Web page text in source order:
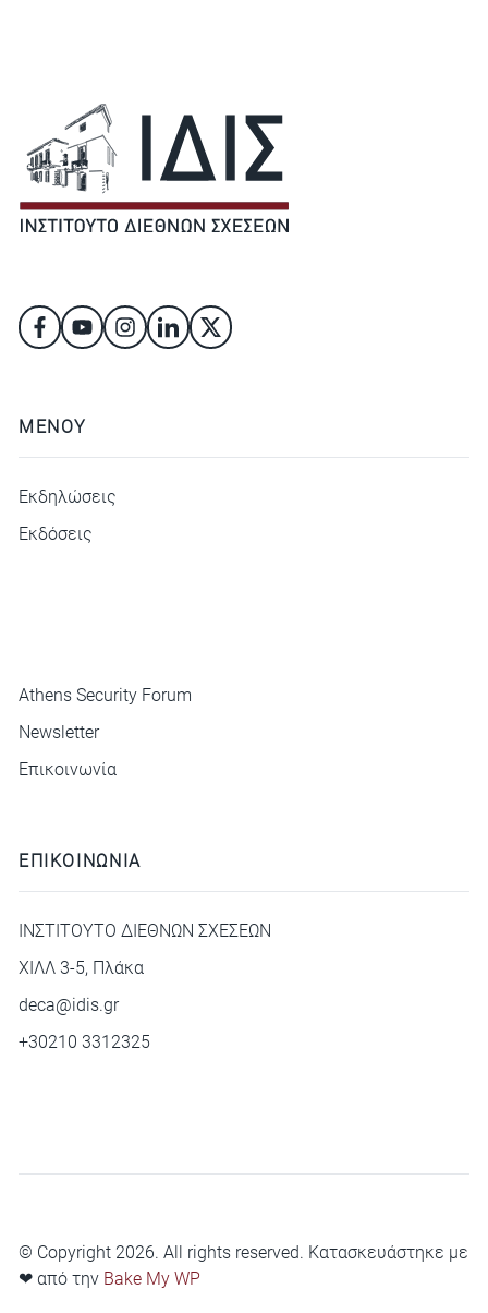
ΜΕΝΟΥ
Εκδηλώσεις
Εκδόσεις
Athens Security Forum
Newsletter
Επικοινωνία
ΕΠΙΚΟΙΝΩΝΙΑ
ΙΝΣΤΙΤΟΥΤΟ ΔΙΕΘΝΩΝ ΣΧΕΣΕΩΝ
ΧΙΛΛ 3-5, Πλάκα
deca@idis.gr
+30210 3312325
© Copyright 2026. All rights reserved. Κατασκευάστηκε με
❤ από την Bake My WP